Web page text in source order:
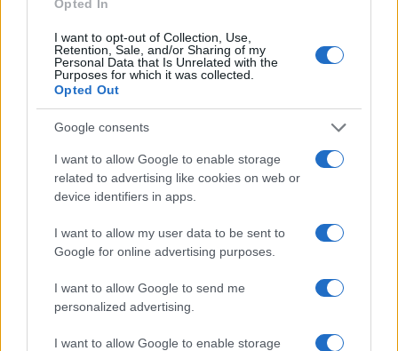
Opted In
I want to opt-out of Collection, Use,
Retention, Sale, and/or Sharing of my
Personal Data that Is Unrelated with the
Purposes for which it was collected.
Opted Out
Google consents
I want to allow Google to enable storage
related to advertising like cookies on web or
device identifiers in apps.
I want to allow my user data to be sent to
Google for online advertising purposes.
I want to allow Google to send me
personalized advertising.
I want to allow Google to enable storage
ellenzék esete a Betyársereggel
2020. január 23.
Macron elnézést kért, amiért
ordítozott az izraeli rendőrökkel